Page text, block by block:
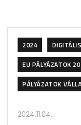
2024
EU PÁLYÁZATOK
PÁLYÁZATOK
2024.11.04.